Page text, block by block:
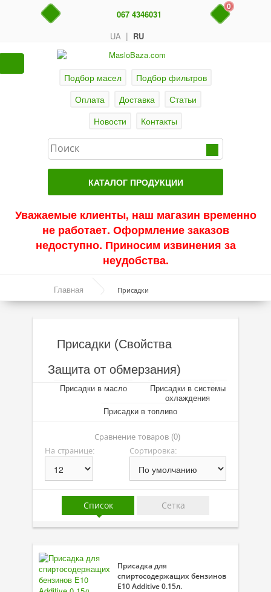
UA | RU
067 4346031
0
Подбор масел
Подбор фильтров
Оплата
Доставка
Статьи
Новости
Контакты
КАТАЛОГ ПРОДУКЦИИ
Актуальные продукты
Акции
Синтетические масла
Минеральные масла
Масло с молибденом
Линейка масел Molygen
Линейка масел Top Tec
Линейка масел Special Tec
Линейка масел Optimal
Присадки в масло
Присадки в топливо
Автокосметика
Уважаемые клиенты, наш магазин временно
не работает. Оформление заказов
недоступно. Приносим извинения за
неудобства.
Главная Присадки
Присадки (Свойства
Защита от обмерзания)
Присадки в масло
Присадки в системы
охлаждения
Присадки в топливо
Сравнение товаров (0)
На странице:
Сортировка:
Список Сетка
Присадка для
спиртосодержащих бензинов
E10 Additive 0.15л.